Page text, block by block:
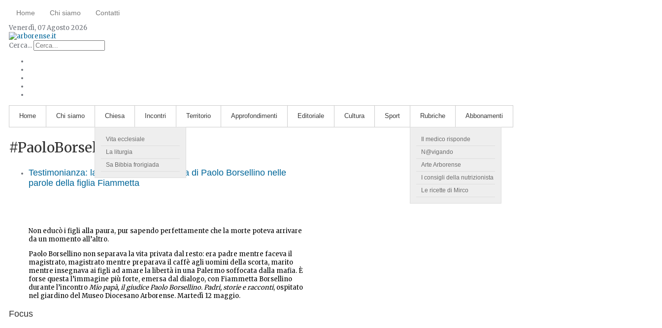
Home Chi siamo Contatti
Venerdì, 07 Agosto 2026
Cerca...
Home Chi siamo Chiesa
Vita ecclesiale
La liturgia
Sa Bibbia frorigiada
Incontri Territorio Approfondimenti Editoriale Cultura Sport Rubriche
Il medico risponde
N@vigando
Arte Arborense
I consigli della nutrizionista
Le ricette di Mirco
Abbonamenti
#PaoloBorsellino
Testimonianza: la vita semplice e intensa di Paolo Borsellino nelle
parole della figlia Fiammetta
Non educò i figli alla paura, pur sapendo perfettamente che la morte poteva arrivare
da un momento all’altro.
Paolo Borsellino non separava la vita privata dal resto: era padre mentre faceva il
magistrato, magistrato mentre preparava il caffè agli uomini della scorta, marito
mentre insegnava ai figli ad amare la libertà in una Palermo soffocata dalla mafia. È
forse questa l’immagine più forte, emersa dal dialogo, con Fiammetta Borsellino
durante l’incontroMio papà, il giudice Paolo Borsellino. Padri, storie e racconti, ospitato
nel giardino del Museo Diocesano Arborense. Martedì 12 maggio.
Focus